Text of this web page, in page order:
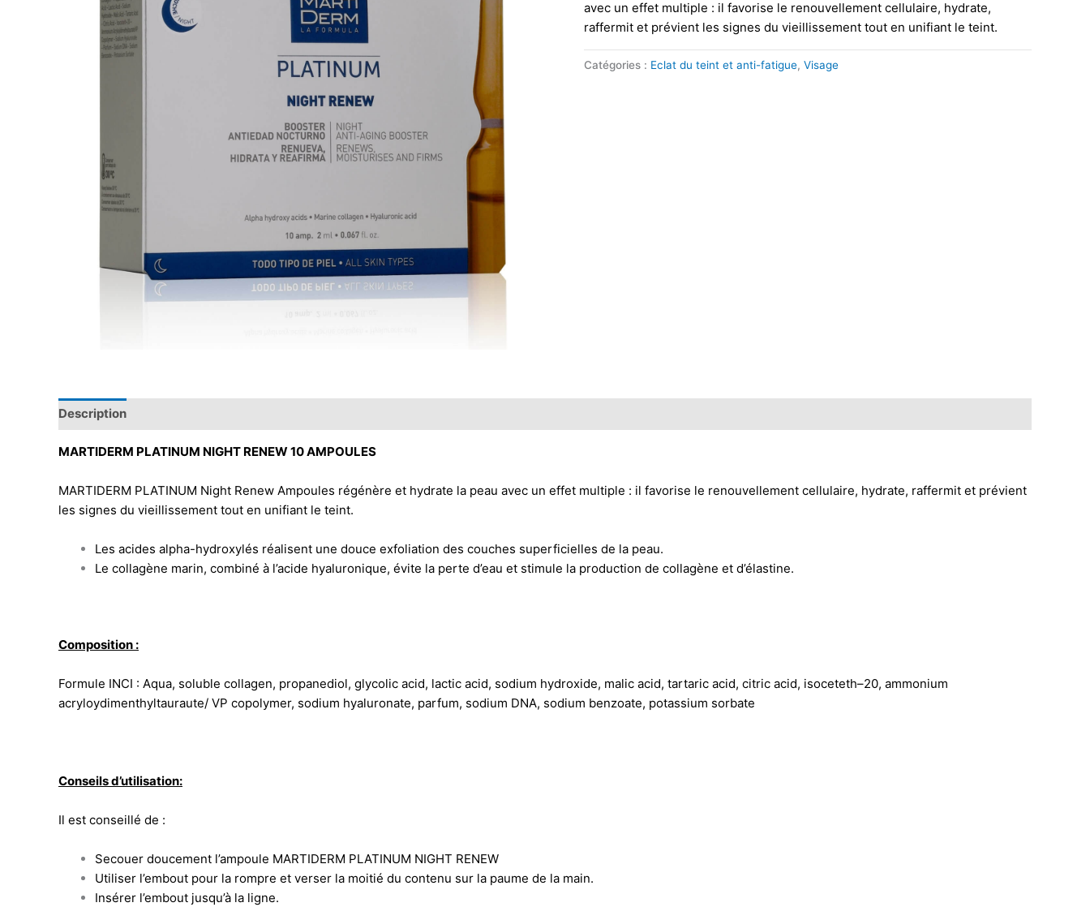
avec un effet multiple : il favorise le renouvellement cellulaire, hydrate,
raffermit et prévient les signes du vieillissement tout en unifiant le teint.
Catégories : Eclat du teint et anti-fatigue, Visage
Description
MARTIDERM PLATINUM NIGHT RENEW 10 AMPOULES
MARTIDERM PLATINUM Night Renew Ampoules régénère et hydrate la peau avec un effet multiple : il favorise le renouvellement cellulaire, hydrate, raffermit et prévient
les signes du vieillissement tout en unifiant le teint.
Les acides alpha-hydroxylés réalisent une douce exfoliation des couches superficielles de la peau.
Le collagène marin, combiné à l’acide hyaluronique, évite la perte d’eau et stimule la production de collagène et d’élastine.
Composition :
Formule INCI : Aqua, soluble collagen, propanediol, glycolic acid, lactic acid, sodium hydroxide, malic acid, tartaric acid, citric acid, isoceteth–20, ammonium
acryloydimenthyltauraute/ VP copolymer, sodium hyaluronate, parfum, sodium DNA, sodium benzoate, potassium sorbate
Conseils d’utilisation:
Il est conseillé de :
Secouer doucement l’ampoule MARTIDERM PLATINUM NIGHT RENEW
Utiliser l’embout pour la rompre et verser la moitié du contenu sur la paume de la main.
Insérer l’embout jusqu’à la ligne.